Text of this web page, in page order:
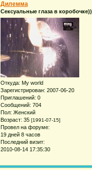
Дилемма
Сексуальные глаза в коробочке))
Откуда: My world
Зарегистрирован: 2007-06-20
Приглашений: 0
Сообщений: 704
Пол: Женский
Возраст: 35 [1991-07-15]
Провел на форуме:
19 дней 8 часов
Последний визит:
2010-08-14 17:35:30